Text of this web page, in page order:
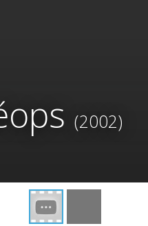
(2002)